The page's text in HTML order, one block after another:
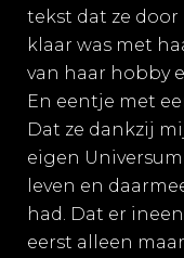
tekst dat ze
klaar was met
van haar hobby
En eentje met
Dat ze dankzij
eigen
leven en
had. Dat er
eerst alleen